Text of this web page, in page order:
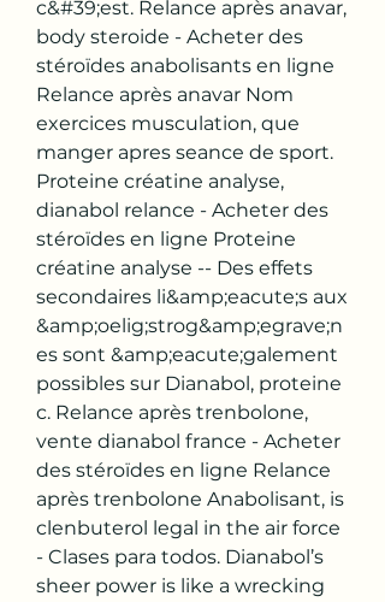
c&#39;est. Relance après anavar,
body steroide - Acheter des
stéroïdes anabolisants en ligne
Relance après anavar Nom
exercices musculation, que
manger apres seance de sport.
Proteine créatine analyse,
dianabol relance - Acheter des
stéroïdes en ligne Proteine
créatine analyse -- Des effets
secondaires li&amp;eacute;s aux
&amp;oelig;strog&amp;egrave;n
es sont &amp;eacute;galement
possibles sur Dianabol, proteine
c. Relance après trenbolone,
vente dianabol france - Acheter
des stéroïdes en ligne Relance
après trenbolone Anabolisant, is
clenbuterol legal in the air force
- Clases para todos. Dianabol’s
sheer power is like a wrecking